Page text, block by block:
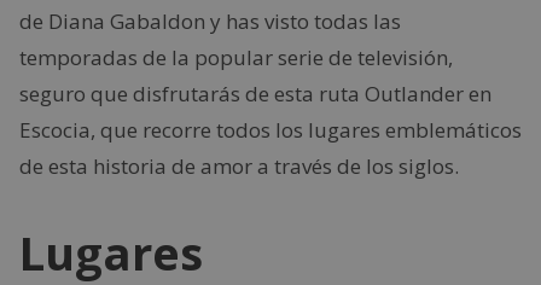
de Diana Gabaldon y has visto todas las
temporadas de la popular serie de televisión,
seguro que disfrutarás de esta ruta Outlander en
Escocia, que recorre todos los lugares emblemáticos
de esta historia de amor a través de los siglos.
Lugares